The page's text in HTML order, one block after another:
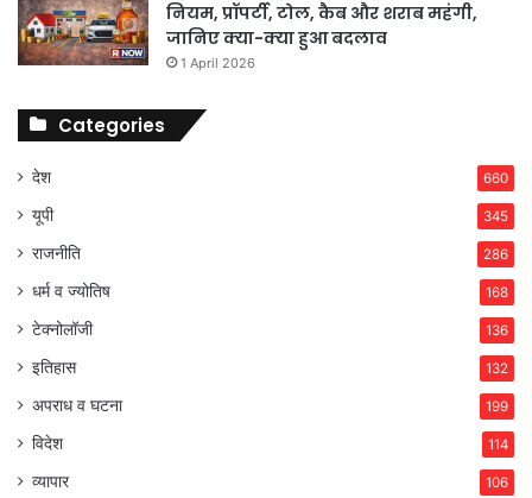
नियम, प्रॉपर्टी, टोल, कैब और शराब महंगी,
जानिए क्या-क्या हुआ बदलाव
1 April 2026
Categories
देश 660
यूपी 345
राजनीति 286
धर्म व ज्योतिष 168
टेक्नोलॉजी 136
इतिहास 132
अपराध व घटना 199
विदेश 114
व्यापार 106